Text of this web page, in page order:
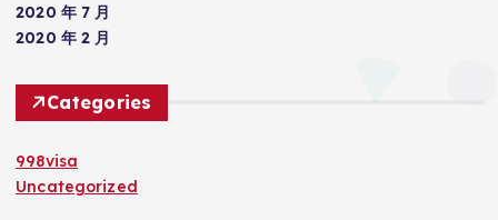
2020 年 7 月
2020 年 2 月
Categories
998visa
Uncategorized